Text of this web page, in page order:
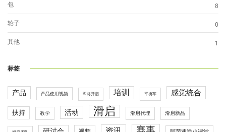
包 8
轮子 0
其他 1
标签
产品 产品使用视频 即将开启 培训 平衡车 感觉统合
扶持 教学 活动 滑启 滑启代理 滑启新品